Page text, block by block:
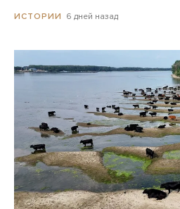
ИСТОРИИ 6 дней назад